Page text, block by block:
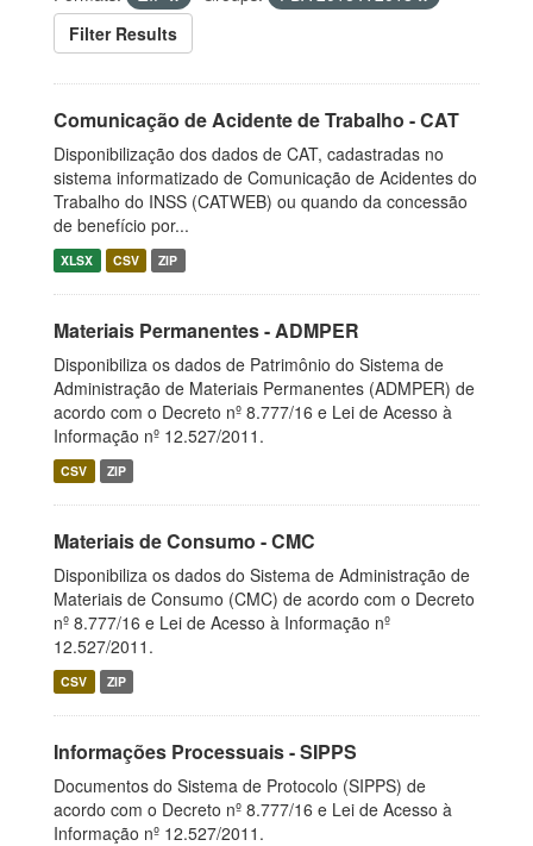
Filter Results
Comunicação de Acidente de Trabalho - CAT
Disponibilização dos dados de CAT, cadastradas no
sistema informatizado de Comunicação de Acidentes do
Trabalho do INSS (CATWEB) ou quando da concessão
de benefício por...
XLSX CSV ZIP
Materiais Permanentes - ADMPER
Disponibiliza os dados de Patrimônio do Sistema de
Administração de Materiais Permanentes (ADMPER) de
acordo com o Decreto nº 8.777/16 e Lei de Acesso à
Informação nº 12.527/2011.
CSV ZIP
Materiais de Consumo - CMC
Disponibiliza os dados do Sistema de Administração de
Materiais de Consumo (CMC) de acordo com o Decreto
nº 8.777/16 e Lei de Acesso à Informação nº
12.527/2011.
CSV ZIP
Informações Processuais - SIPPS
Documentos do Sistema de Protocolo (SIPPS) de
acordo com o Decreto nº 8.777/16 e Lei de Acesso à
Informação nº 12.527/2011.